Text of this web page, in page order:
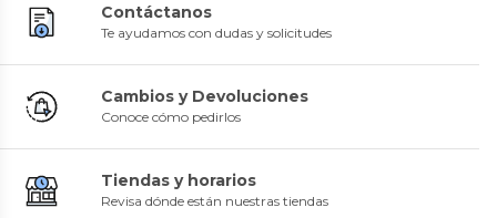
Contáctanos
Te ayudamos con dudas y solicitudes
Cambios y Devoluciones
Conoce cómo pedirlos
Tiendas y horarios
Revisa dónde están nuestras tiendas